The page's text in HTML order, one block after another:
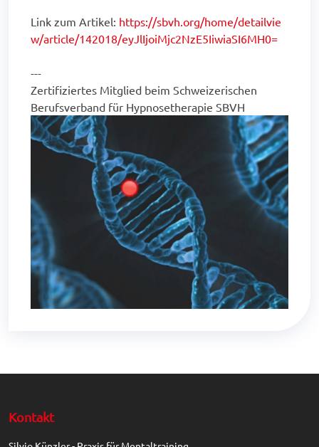
Link zum Artikel: https://sbvh.org/home/detailvie
w/article/142018/eyJlIjoiMjc2NzE5IiwiaSI6MH0=
---
Zertifiziertes Mitglied beim Schweizerischen
Berufsverband für Hypnosetherapie SBVH
Kontakt